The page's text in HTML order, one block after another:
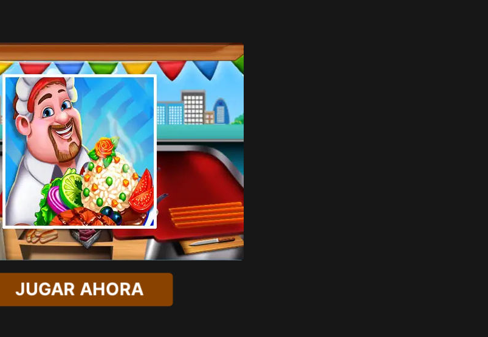
JUGAR AHORA